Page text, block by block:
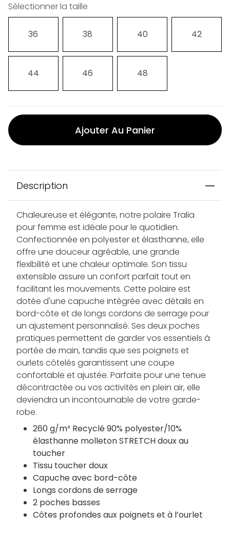
Sélectionner la taille
36 38 40 42
44 46 48
Ajouter Au Panier
Description
Chaleureuse et élégante, notre polaire Tralia
pour femme est idéale pour le quotidien.
Confectionnée en polyester et élasthanne, elle
offre une douceur agréable, une grande
flexibilité et une chaleur optimale. Son tissu
extensible assure un confort parfait tout en
facilitant les mouvements. Cette polaire est
dotée d'une capuche intégrée avec détails en
bord-côte et de longs cordons de serrage pour
un ajustement personnalisé. Ses deux poches
pratiques permettent de garder vos essentiels à
portée de main, tandis que ses poignets et
ourlets côtelés garantissent une coupe
confortable et ajustée. Parfaite pour une tenue
décontractée ou vos activités en plein air, elle
deviendra un incontournable de votre garde-
robe.
260 g/m² Recyclé 90% polyester/10%
élasthanne molleton STRETCH doux au
toucher
Tissu toucher doux
Capuche avec bord-côte
Longs cordons de serrage
2 poches basses
Côtes profondes aux poignets et à l’ourlet